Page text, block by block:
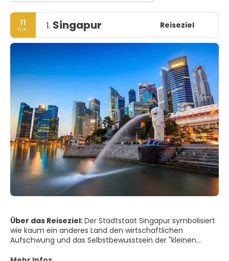
11
Apr. 1. Singapur Reiseziel
Über das Reiseziel:Der Stadtstaat Singapur symbolisiert
wie kaum ein anderes Land den wirtschaftlichen
Aufschwung und das Selbstbewusstsein der "kleinen